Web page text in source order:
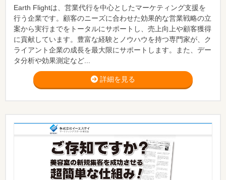
Earth Flightは、営業代行を中心としたマーケティング支援を
行う企業です。顧客のニーズに合わせた効果的な営業戦略の立
案から実行までをトータルにサポートし、売上向上や顧客獲得
に貢献しています。豊富な経験とノウハウを持つ専門家が、ク
ライアント企業の成長を最大限にサポートします。また、デー
タ分析や効果測定など...
詳細を見る